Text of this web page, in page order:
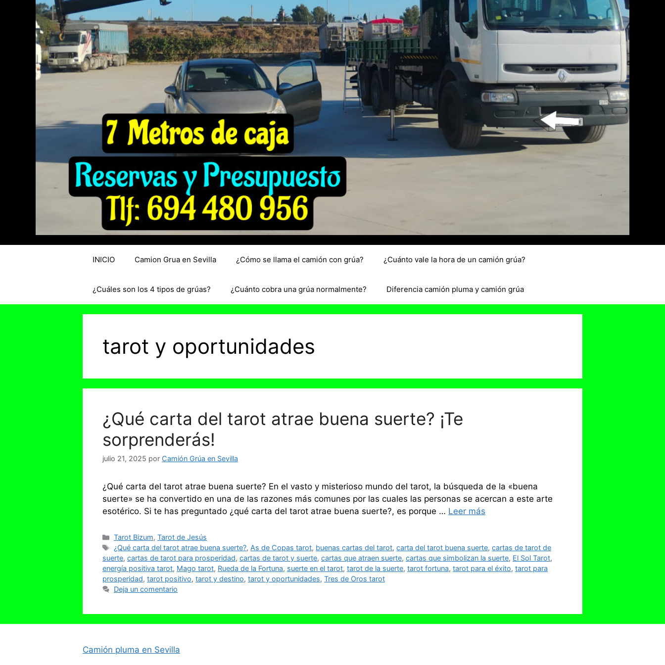
INICIO Camion Grua en Sevilla ¿Cómo se llama el camión con grúa? ¿Cuánto vale la hora de un camión grúa?
¿Cuáles son los 4 tipos de grúas? ¿Cuánto cobra una grúa normalmente? Diferencia camión pluma y camión grúa
tarot y oportunidades
¿Qué carta del tarot atrae buena suerte? ¡Te
sorprenderás!
julio 21, 2025 por Camión Grúa en Sevilla
¿Qué carta del tarot atrae buena suerte? En el vasto y misterioso mundo del tarot, la búsqueda de la «buena
suerte» se ha convertido en una de las razones más comunes por las cuales las personas se acercan a este arte
esotérico. Si te has preguntado ¿qué carta del tarot atrae buena suerte?, es porque … Leer más
Categorías
Tarot Bizum,Tarot de Jesús
Etiquetas
¿Qué carta del tarot atrae buena suerte?, As de Copas tarot, buenas cartas del tarot,carta del tarot buena suerte,cartas de tarot de
suerte, cartas de tarot para prosperidad, cartas de tarot y suerte, cartas que atraen suerte, cartas que simbolizan la suerte, El Sol Tarot,
energía positiva tarot, Mago tarot, Rueda de la Fortuna, suerte en el tarot, tarot de la suerte, tarot fortuna, tarot para el éxito, tarot para
prosperidad, tarot positivo, tarot y destino, tarot y oportunidades, Tres de Oros tarot
Deja un comentario
Camión pluma en Sevilla